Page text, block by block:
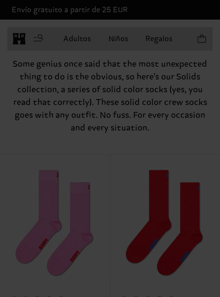
Envío gratuito a partir de 25 EUR
Adultos Niños Regalos
Introducing Solids
Some genius once said that the most unexpected
thing to do is the obvious, so here's our Solids
collection, a series of solid color socks (yes, you
read that correctly). These solid color crew socks
goes with any outfit. No fuss. For every occasion
and every situation.